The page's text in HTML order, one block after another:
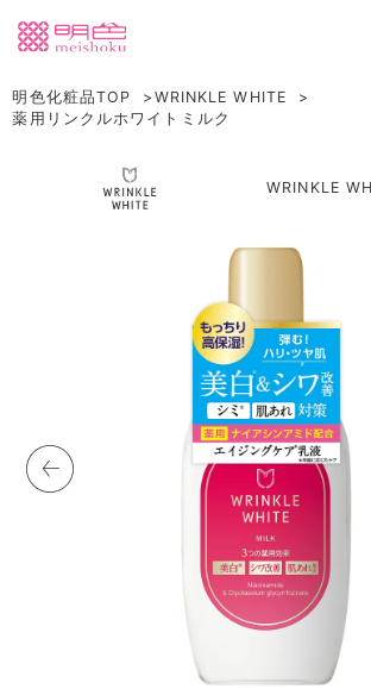
明色化粧品TOP
WRINKLE WHITE
薬用リンクルホワイトミルク
WRINKLE